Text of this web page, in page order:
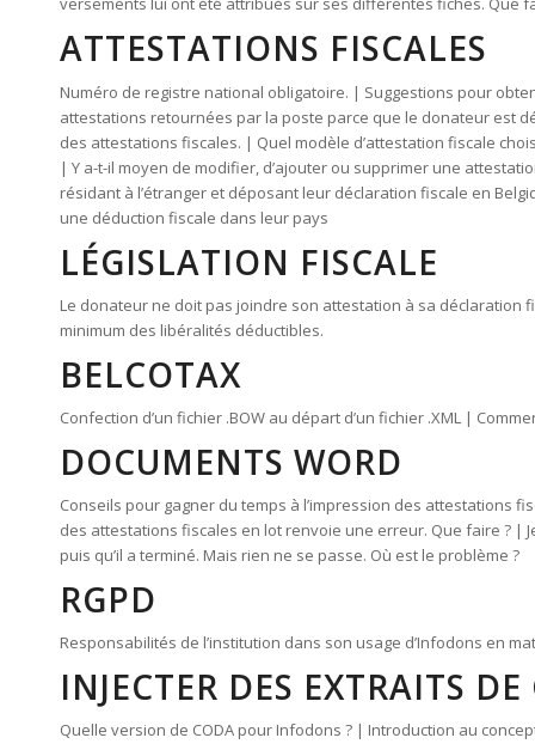
ATTESTATIONS FISCALES
Numéro de registre national obligatoire. | Suggestions pour
attestations retournées par la poste parce que le donateur est
des attestations fiscales. | Quel modèle d’attestation fiscale
| Y a-t-il moyen de modifier, d’ajouter ou supprimer une
résidant à l’étranger et déposant leur déclaration fiscale en
une déduction fiscale dans leur pays
LÉGISLATION FISCALE
Le donateur ne doit pas joindre son attestation à sa déclaration
minimum des libéralités déductibles.
BELCOTAX
Confection d’un fichier .BOW au départ d’un fichier .XML |
DOCUMENTS WORD
Conseils pour gagner du temps à l’impression des attestations
des attestations fiscales en lot renvoie une erreur. Que faire ? |
puis qu’il a terminé. Mais rien ne se passe. Où est le problème ?
RGPD
Responsabilités de l’institution dans son usage d’Infodons en
INJECTER DES EXTRAITS
Quelle version de CODA pour Infodons ? | Introduction au